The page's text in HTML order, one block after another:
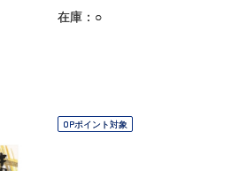
在庫：○
OPポイント対象